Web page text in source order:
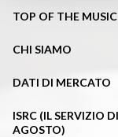
TOP OF THE MUSIC
CHI SIAMO
DATI DI MERCATO
ISRC (IL SERVIZIO
AGOSTO)